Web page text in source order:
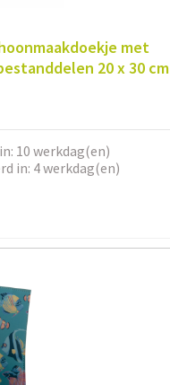
met
20 x 30 cm
10 werkdag(en)
in: 4 werkdag(en)